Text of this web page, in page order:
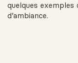
quelques exemples
d’ambiance.